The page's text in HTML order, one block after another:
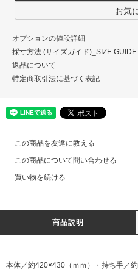
お気
オプションの値段詳細
採寸方法 (サイズガイド)_SIZE GUIDE
返品について
特定商取引法に基づく表記
この商品を友達に教える
この商品について問い合わせる
買い物を続ける
商品説明
本体／約420×430（ｍｍ）・持ち手／約